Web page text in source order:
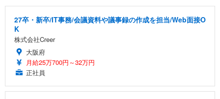
27卒・新卒/IT事務/会議資料や議事録の作成を担当/Web面接O
K
株式会社Creer
大阪府
月給25万700円～32万円
正社員